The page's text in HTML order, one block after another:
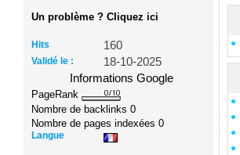
Un problème ? Cliquez ici
Hits 160
Validé le :
18-10-2025
Informations Google
PageRank
Nombre de backlinks0
Nombre de pages indexées0
Langue